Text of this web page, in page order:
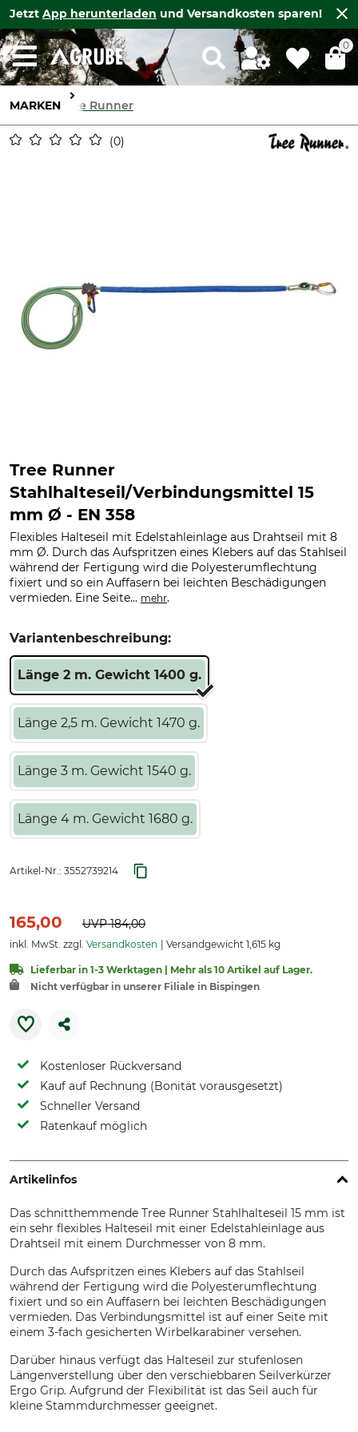
Jetzt App herunterladen und Versandkosten sparen!
0
MARKEN Tree Runner
0
Tree Runner
Stahlhalteseil/Verbindungsmittel 15
mm Ø - EN 358
Flexibles Halteseil mit Edelstahleinlage aus Drahtseil mit 8
mm Ø. Durch das Aufspritzen eines Klebers auf das Stahlseil
während der Fertigung wird die Polyesterumflechtung
fixiert und so ein Auffasern bei leichten Beschädigungen
vermieden. Eine Seite... mehr.
Variantenbeschreibung:
Länge 2 m. Gewicht 1400 g.
Länge 2,5 m. Gewicht 1470 g.
Länge 3 m. Gewicht 1540 g.
Länge 4 m. Gewicht 1680 g.
Artikel-Nr.: 3552739214
165,00 UVP184,00
inkl. MwSt. zzgl. Versandkosten Versandgewicht 1,615 kg
Lieferbar in 1-3 Werktagen | Mehr als 10 Artikel auf Lager.
Nicht verfügbar in unserer Filiale in Bispingen
Kostenloser Rückversand
Kauf auf Rechnung (Bonität vorausgesetzt)
Schneller Versand
Ratenkauf möglich
Artikelinfos
Das schnitthemmende Tree Runner Stahlhalteseil 15 mm ist
ein sehr flexibles Halteseil mit einer Edelstahleinlage aus
Drahtseil mit einem Durchmesser von 8 mm.
Durch das Aufspritzen eines Klebers auf das Stahlseil
während der Fertigung wird die Polyesterumflechtung
fixiert und so ein Auffasern bei leichten Beschädigungen
vermieden. Das Verbindungsmittel ist auf einer Seite mit
einem 3-fach gesicherten Wirbelkarabiner versehen.
Darüber hinaus verfügt das Halteseil zur stufenlosen
Längenverstellung über den verschiebbaren Seilverkürzer
Ergo Grip. Aufgrund der Flexibilität ist das Seil auch für
kleine Stammdurchmesser geeignet.